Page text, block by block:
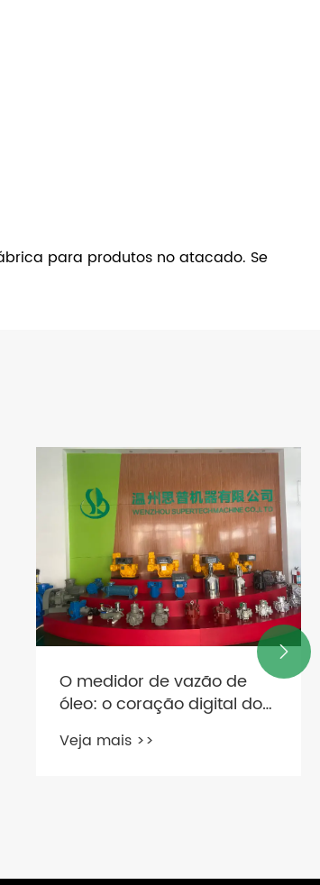
para produtos no atacado. Se
O medidor de vazão de
óleo: o coração digital do
tecnologia, padrões e
Veja mais >>
